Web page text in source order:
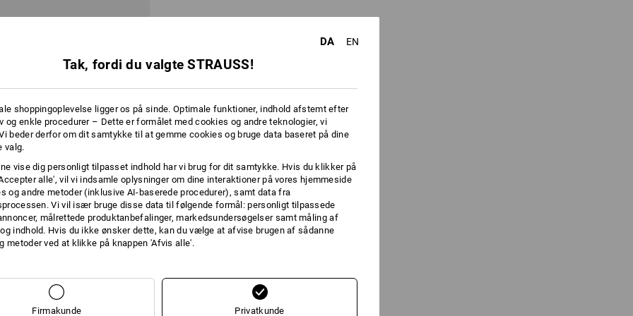
plus med forsænket hoved,
10 Pakke 4 udførelser
Du har allerede set 2 af 2 varer.
DA EN
Tak, fordi du valgte STRAUSS!
shoppingoplevelse ligger os på sinde. Optimale funktioner, indhold afstemt efter
og enkle procedurer – Dette er formålet med cookies og andre teknologier, vi
beder derfor om dit samtykke til at gemme cookies og bruge data baseret på dine
valg.
vise dig personligt tilpasset indhold har vi brug for dit samtykke. Hvis du klikker på
alle', vil vi indsamle oplysninger om dine interaktioner på vores hjemmeside
og andre metoder (inklusive AI-baserede procedurer), samt data fra
Vi vil især bruge disse data til følgende formål: personligt tilpassede
målrettede produktanbefalinger, markedsundersøgelser samt måling af
indhold. Hvis du ikke ønsker dette, kan du vælge at afvise brugen af sådanne
metoder ved at klikke på knappen 'Afvis alle'.
Firmakunde Privatkunde